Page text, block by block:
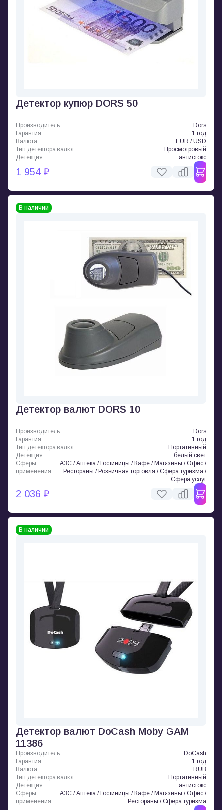
Детектор купюр DORS 50
Производитель
Dors
Гарантия
1 год
Валюта
EUR / USD
Тип детектора валют
Просмотровый
Детекция
антистокс
1 954 ₽
В наличии
Детектор валют DORS 10
Производитель
Dors
Гарантия
1 год
Тип детектора валют
Портативный
Детекция
белый свет
Сферы
применения
АЗС / Аптека / Гостиницы / Кафе / Магазины / Офис /
Рестораны / Розничная торговля / Сфера туризма /
Сфера услуг
2 036 ₽
В наличии
Детектор валют DoCash Moby GAM
11386
Производитель
DoCash
Гарантия
1 год
Валюта
RUB
Тип детектора валют
Портативный
Детекция
антистокс
Сферы
применения
АЗС / Аптека / Гостиницы / Кафе / Магазины / Офис /
Рестораны / Сфера туризма